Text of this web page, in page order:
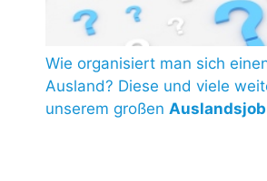
Wie organisiert man sich
Ausland? Diese und viele
unserem großen